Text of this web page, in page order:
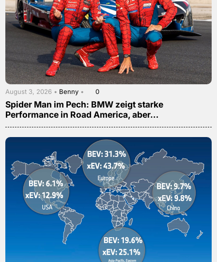
August 3, 2026 • Benny • 0
Spider Man im Pech: BMW zeigt starke
Performance in Road America, aber…